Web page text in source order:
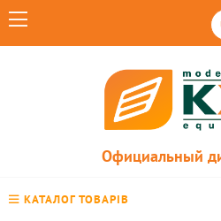
Официальный
КАТАЛОГ ТОВАРІВ